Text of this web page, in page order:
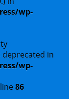
wp-
deprecated in
wp-
86